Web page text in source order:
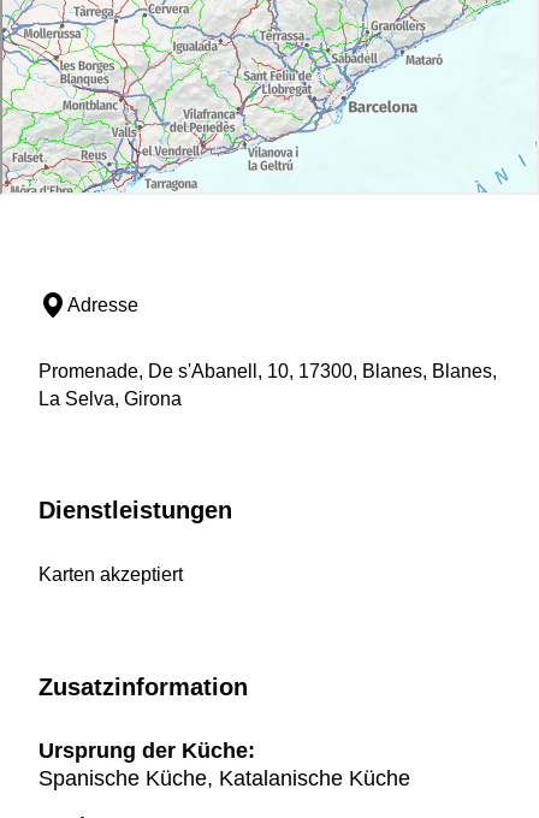
Adresse
Promenade, De s'Abanell, 10, 17300, Blanes, Blanes,
La Selva, Girona
Dienstleistungen
Karten akzeptiert
Zusatzinformation
Ursprung der Küche:
Spanische Küche, Katalanische Küche